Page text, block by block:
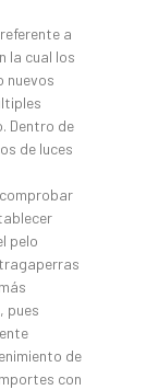
a
la cual los
nuevos
Dentro de
de luces
pelo
pues
de
con